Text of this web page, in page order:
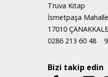
Truva Kitap
İsmetpaşa
17010 ÇANAKKALE
0286 213 60 48
Bizi takip edin